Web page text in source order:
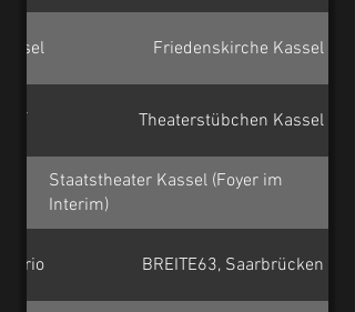
Friedenskirche Kassel
Theaterstübchen Kassel
Staatstheater Kassel (Foyer im
Interim)
BREITE63, Saarbrücken
Trio